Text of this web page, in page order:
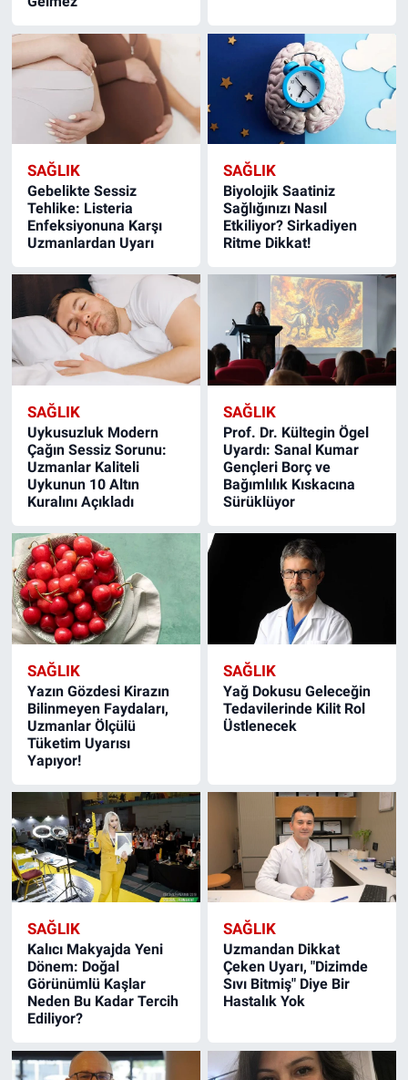
SAĞLIK
Gebelikte Sessiz
Tehlike: Listeria
Enfeksiyonuna Karşı
Uzmanlardan Uyarı
SAĞLIK
Biyolojik Saatiniz
Sağlığınızı Nasıl
Etkiliyor? Sirkadiyen
Ritme Dikkat!
SAĞLIK
Uykusuzluk Modern
Çağın Sessiz Sorunu:
Uzmanlar Kaliteli
Uykunun 10 Altın
Kuralını Açıkladı
SAĞLIK
Prof. Dr. Kültegin Ögel
Uyardı: Sanal Kumar
Gençleri Borç ve
Bağımlılık Kıskacına
Sürüklüyor
SAĞLIK
Yazın Gözdesi Kirazın
Bilinmeyen Faydaları,
Uzmanlar Ölçülü
Tüketim Uyarısı
Yapıyor!
SAĞLIK
Yağ Dokusu Geleceğin
Tedavilerinde Kilit Rol
Üstlenecek
SAĞLIK
Kalıcı Makyajda Yeni
Dönem: Doğal
Görünümlü Kaşlar
Neden Bu Kadar Tercih
Ediliyor?
SAĞLIK
Uzmandan Dikkat
Çeken Uyarı, "Dizimde
Sıvı Bitmiş" Diye Bir
Hastalık Yok